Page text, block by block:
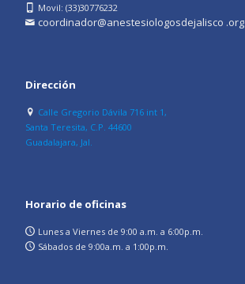
Movil: (33)30776232
coordinador@anestesiologosdejalisco .org
Dirección
Calle Gregorio Dávila 716 int 1,
Santa Teresita, C.P. 44600
Guadalajara, Jal.
Horario de oficinas
Lunes a Viernes de 9:00 a.m. a 6:00p.m.
Sábados de 9:00a.m. a 1:00p.m.